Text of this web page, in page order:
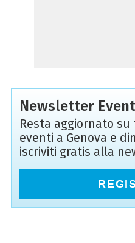
Newsletter
Resta aggiornato
eventi a Genova e
iscriviti gratis alla